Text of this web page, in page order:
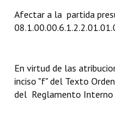
Declaraciones
Resoluciones de
INSTITUCIONAL
Afectar a la partida
En virtud de las
inciso "f" del Texto
del Reglamento Interno